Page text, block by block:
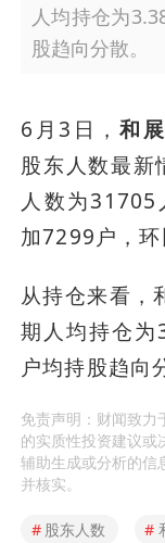
人均持仓为
股趋向分散。
6月3日，和
股东人数最
人数为
加7299户，环
从持仓来看，
期人均持仓为
户均持股趋向
免责声明：财闻致力
的实质性投资建议或
辅助生成或分析的信
并核实。
# 股东人数 #